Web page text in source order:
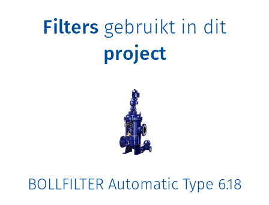
Filters gebruikt in dit
project
BOLLFILTER Automatic Type 6.18